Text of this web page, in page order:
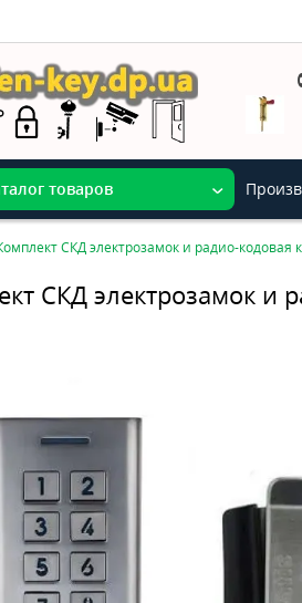
товаров
СКД электрозамок и радио-кодовая
СКД электрозамок и